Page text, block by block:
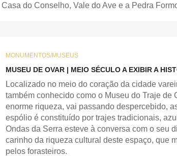
Casa do Conselho, Vale do Ave e a Pedra
MONUMENTOS/MUSEUS
MUSEU DE OVAR | MEIO SÉCULO A EXIBIR A
Localizado no meio do coração da cidade
também conhecido como o Museu do Traje de
enorme riqueza, vai passando despercebido,
espólio é constituído por trajes tradicionais,
Ondas da Serra esteve à conversa com o seu
carinho da riqueza cultural deste espaço, que
pelos forasteiros.